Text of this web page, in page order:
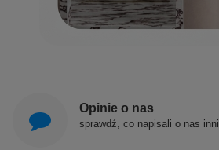
Opinie o nas
sprawdź, co napisali o nas inni